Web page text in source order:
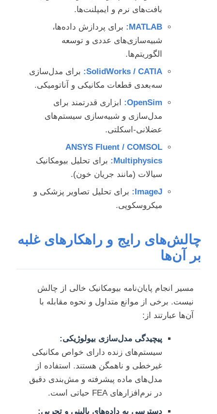
بافت‌های نرم و ایمپلنت‌ها.
MATLAB:
برای پردازش داده‌ها،
شبیه‌سازی‌های عددی و توسعه
الگوریتم‌ها.
SolidWorks / CATIA:
برای مدل‌سازی
سه‌بعدی قطعات مکانیکی و آناتومیکی.
OpenSim:
ابزاری قدرتمند برای
مدل‌سازی و شبیه‌سازی سیستم‌های
عضلانی-اسکلتی.
ANSYS Fluent / COMSOL
Multiphysics:
برای تحلیل بیومکانیک
سیالات (مانند جریان خون).
ImageJ:
برای تحلیل تصاویر پزشکی و
میکروسکوپی.
چالش‌های رایج و راهکارهای غلبه
بر آن‌ها
مسیر انجام پایان‌نامه بیومکانیک خالی از چالش
نیست. برخی از موانع متداول و نحوه مقابله با
آن‌ها عبارتند از:
پیچیدگی مدل‌سازی بیولوژیکی:
سیستم‌های زنده دارای خواص مکانیکی
غیرخطی و ناهمگن هستند. استفاده از
مدل‌های ماده پیشرفته و مش‌بندی دقیق
در نرم‌افزارهای FEA حیاتی است.
دسترسی به داده‌های بالینی و تجربی: